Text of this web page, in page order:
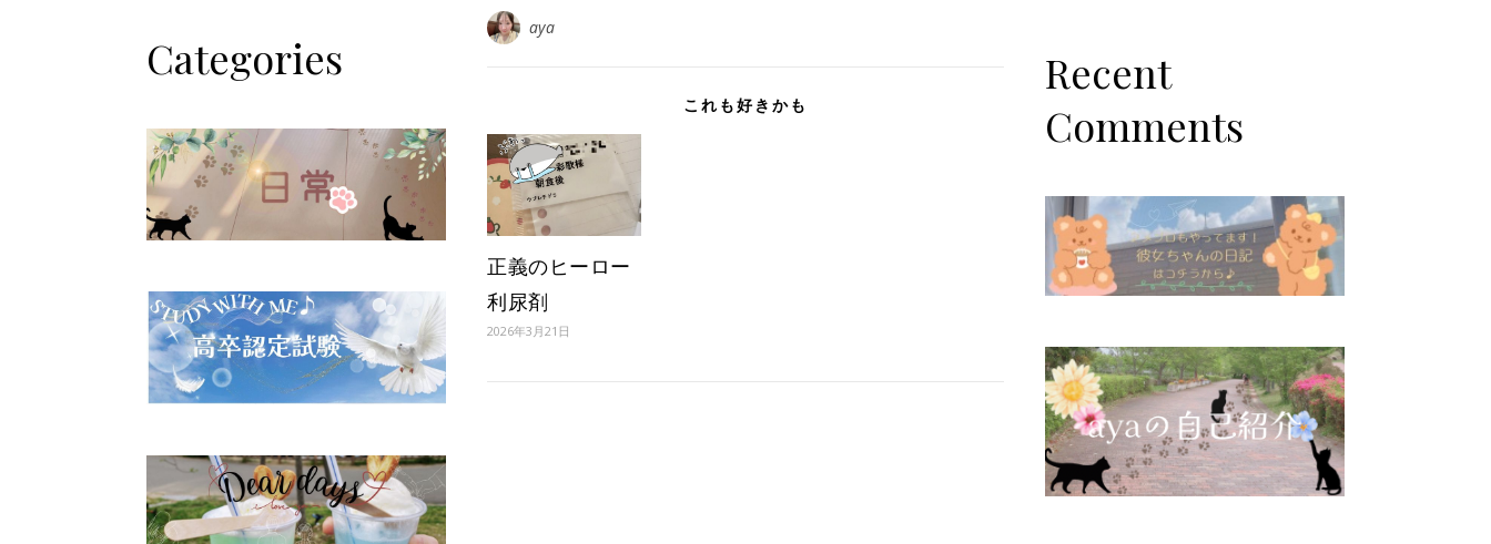
Categories
aya
これも好きかも
正義のヒーロー
利尿剤
2026年3月21日
Recent
Comments